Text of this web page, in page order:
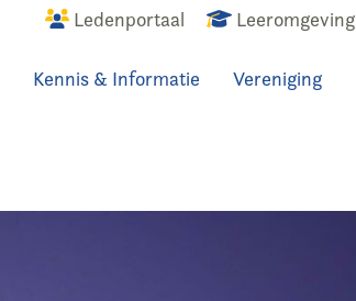
Ledenportaal Leeromgeving
Kennis & Informatie Vereniging